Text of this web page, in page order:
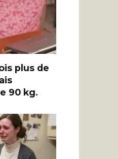
plus de
90 kg.